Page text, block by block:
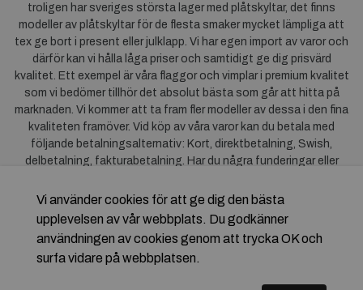
troligen har sveriges största lager med plåtskyltar, det finns
modeller av plåtskyltar för de flesta smaker mycket lämpliga att
tex ge bort i present eller julklapp. Vi har egen import av varor och
därför kan vi hålla låga priser och samtidigt ge dig prisvärd
kvalitet. Ett exempel är våra flaggor och vimplar i premium kvalitet
som vi bedömer tillhör det absolut bästa som går att hitta på
marknaden. Vi kommer att ta fram fler modeller av dessa i den fina
kvaliteten framöver. Vid köp av våra varor kan du betala med
följande betalningsalternativ: Kort, direktbetalning, Swish,
delbetalning, fakturabetalning. Har du några funderingar eller
dig till oss. För frågor kring Klarna kan duklicka här
Vi använder cookies för att ge dig den bästa
upplevelsen av vår webbplats. Du godkänner
användningen av cookies genom att trycka OK och
surfa vidare på webbplatsen.